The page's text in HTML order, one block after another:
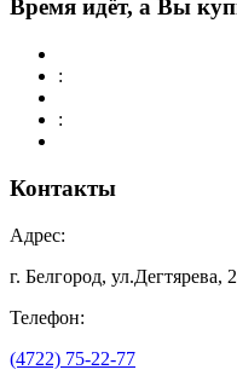
Время идёт, а Вы
:
:
Контакты
Адрес:
г. Белгород, ул.Дегтярева,
Телефон:
(4722) 75-22-77